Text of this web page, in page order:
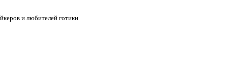
и любителей готики